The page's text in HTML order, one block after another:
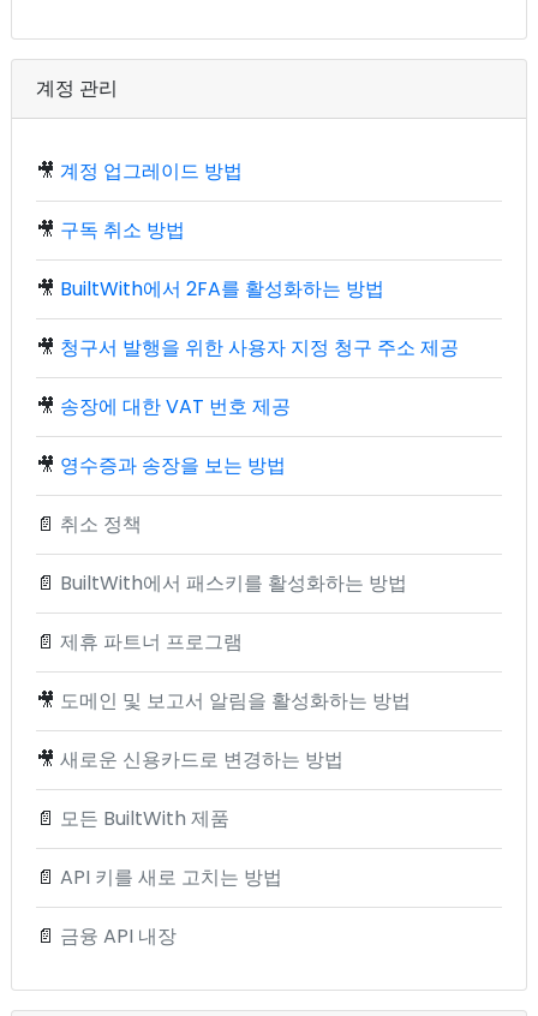
계정 관리
🎥 계정 업그레이드 방법
🎥 구독 취소 방법
🎥 BuiltWith에서 2FA를 활성화하는 방법
🎥 청구서 발행을 위한 사용자 지정 청구 주소 제공
🎥 송장에 대한 VAT 번호 제공
🎥 영수증과 송장을 보는 방법
📄 취소 정책
📄 BuiltWith에서 패스키를 활성화하는 방법
📄 제휴 파트너 프로그램
🎥 도메인 및 보고서 알림을 활성화하는 방법
🎥 새로운 신용카드로 변경하는 방법
📄 모든 BuiltWith 제품
📄 API 키를 새로 고치는 방법
📄 금융 API 내장